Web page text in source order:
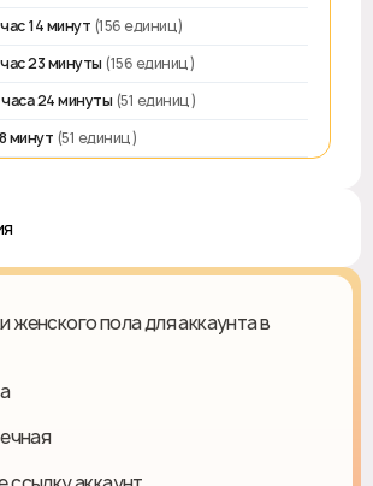
14 минут (156 единиц)
23 минуты (156 единиц)
24 минуты (51 единиц)
минут (51 единиц)
женского пола для аккаунта в